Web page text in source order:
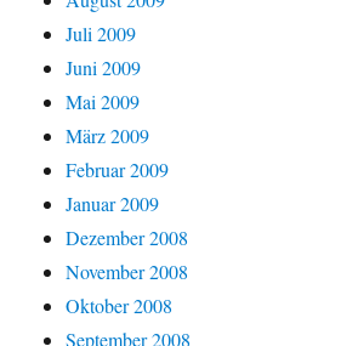
Juli 2009
Juni 2009
Mai 2009
März 2009
Februar 2009
Januar 2009
Dezember 2008
November 2008
Oktober 2008
September 2008